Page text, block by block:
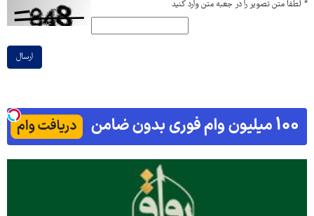
* لطفا متن تصویر را در جعبه متن وارد کنید
ارسال